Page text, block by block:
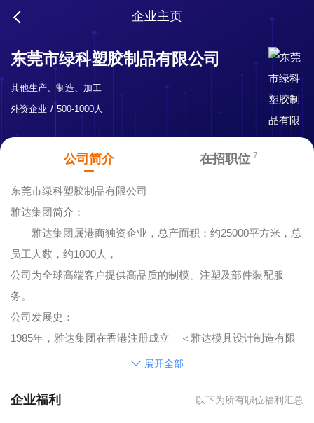
企业主页
东莞市绿科塑胶制品有限公司
其他生产、制造、加工
外资企业
500-1000人
公司简介 在招职位 7
东莞市绿科塑胶制品有限公司
雅达集团简介：
雅达集团属港商独资企业，总产面积：约25000平方米，总
员工人数，约1000人，
公司为全球高端客户提供高品质的制模、注塑及部件装配服
务。
公司发展史：
1985年，雅达集团在香港注册成立 ＜雅达模具设计制造有限
408室
展开全部
企业福利 以下为所有职位福利汇总